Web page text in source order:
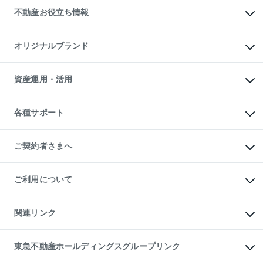
貸すガイド
事業用不動産
マンション投資
投資用マンション
アパート経営
収益物件
ビル購入（ビル一棟）
投資用不動産の売却査定
事業用不動産の売却査定
不動産お役立ち情報
マンションライブラリー
人気マンションランキング
暮らしに役立つ不動産メディア
不動産相場・不動産価格情報
不動産コラム・ニュース
不動産用語集
不動産なんでもネット相談室
住まいの税金
オリジナルブランド
一棟リノベーションマンション
L`GENTE（ルジェンテ）
区分リノベーションマンション
投資用一棟レジデンスWELL
不動産小口投資
LEGACIA（レガシア）
資産運用・活用
不動産M&A
アセットマネジメント・出資
各種サポート
相続サポート
リフォームサポート
ご契約者さまへ
ご紹介・再契約特典
入居者様専用-各種ご案内（賃貸）
東急こすもす会「こすもすWeb」
ご利用について
金融商品取引について
東急リバブル ソーシャルメディアポリシー
ご意見・お問い合わせ（金融商品取引専用の相談・お問い合わせ窓口）
ダイレクトメール（郵送物）・Eメールなどの送付停止について
関連リンク
これからご結婚される方に東急百貨店のブライダルクラブ
人材サービスのご用命は 東急リバブルスタッフ株式会社まで
東急不動産ホールディングスグループリンク